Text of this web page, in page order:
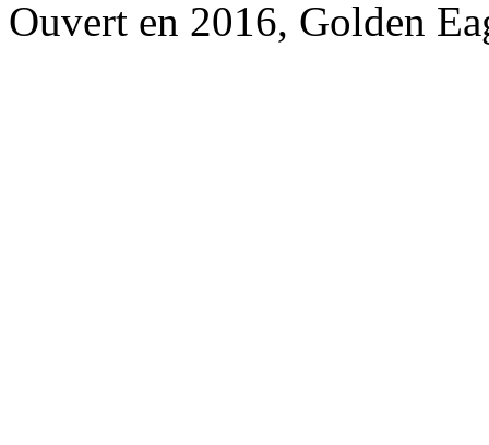
Ouvert en 2016, Golden